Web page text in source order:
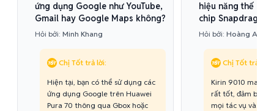
ứng dụng Google như YouTube,
Gmail hay Google Maps không?
Hỏi bởi: Minh Khang
Chị Tốt trả lời:
Hiện tại, bạn có thể sử dụng các
ứng dụng Google trên Huawei
Pura 70 thông qua Gbox hoặc
hiệu năng thế
chip Snapdragon
Hỏi bởi: Hoàng Anh
Chị Tốt trả lời:
Kirin 9010 mang
rất tốt, đảm bảo
mọi tác vụ và chơi